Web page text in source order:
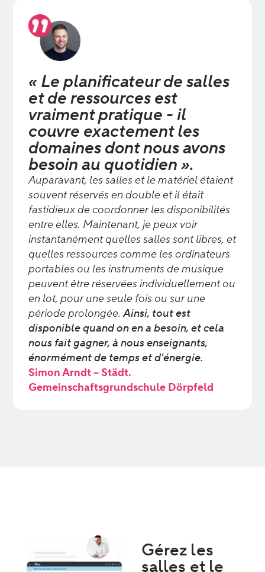
« Le planificateur de salles
et de ressources est
vraiment pratique - il
couvre exactement les
domaines dont nous avons
besoin au quotidien ».
Auparavant, les salles et le matériel étaient
souvent réservés en double et il était
fastidieux de coordonner les disponibilités
entre elles. Maintenant, je peux voir
instantanément quelles salles sont libres, et
quelles ressources comme les ordinateurs
portables ou les instruments de musique
peuvent être réservées individuellement ou
en lot, pour une seule fois ou sur une
période prolongée.Ainsi, tout est
disponible quand on en a besoin, et cela
nous fait gagner, à nous enseignants,
énormément de temps et d'énergie.
Simon Arndt – Städt.
Gemeinschaftsgrundschule Dörpfeld
Gérez les
salles et le